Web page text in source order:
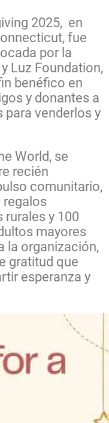
2025, en
, fue
por la
Luz Foundation,
benéfico en
y donantes a
para venderlos y
World, se
recién
comunitario,
regalos
rurales y 100
mayores
la organización,
gratitud que
esperanza y